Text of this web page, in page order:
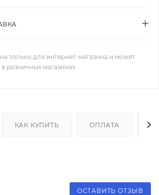
только для интернет-магазина и может
розничных магазинах
КАК КУПИТЬ ОПЛАТА
ОСТАВИТЬ ОТЗЫВ